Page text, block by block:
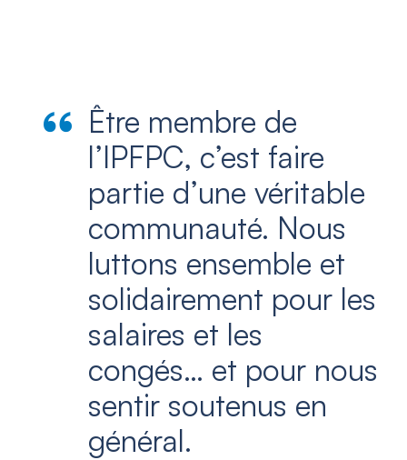
Être membre de
l’IPFPC, c’est faire
partie d’une véritable
communauté. Nous
luttons ensemble et
solidairement pour les
salaires et les
congés… et pour nous
sentir soutenus en
général.